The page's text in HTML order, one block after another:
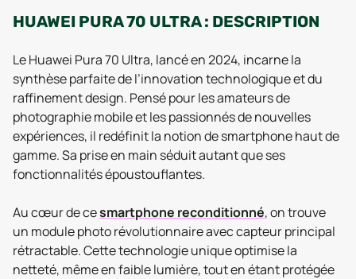
HUAWEI PURA 70 ULTRA : DESCRIPTION
Le Huawei Pura 70 Ultra, lancé en 2024, incarne la
synthèse parfaite de l’innovation technologique et du
raffinement design. Pensé pour les amateurs de
photographie mobile et les passionnés de nouvelles
expériences, il redéfinit la notion de smartphone haut de
gamme. Sa prise en main séduit autant que ses
fonctionnalités époustouflantes.
Au cœur de cesmartphone reconditionné, on trouve
un module photo révolutionnaire avec capteur principal
rétractable. Cette technologie unique optimise la
netteté, même en faible lumière, tout en étant protégée